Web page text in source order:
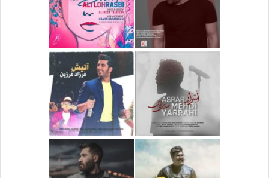
دانلود آهنگ جدید رضا
بهرام بنام نگار
دانلود آهنگ جدید علی
لهراسبی بنام صورت
دانلود آهنگ جدید مهدی
یراحی بنام اسرار
دانلود آهنگ جدید فرزاد
فرزین بنام آتیش